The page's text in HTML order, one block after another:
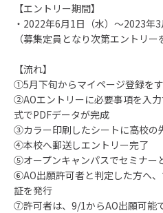
【エントリー期間】
・2022年6月1日（水）～2023年3
（募集定員となり次第エントリー
【流れ】
①5月下旬からマイページ登録を
②AOエントリーに必要事項を入
式でPDFデータが完成
③カラー印刷したシートに高校の
④本校へ郵送しエントリー完了
⑤オープンキャンパスでセミナー
⑥AO出願許可者と判定した方へ
証を発行
⑦許可者は、9/1からAO出願可能